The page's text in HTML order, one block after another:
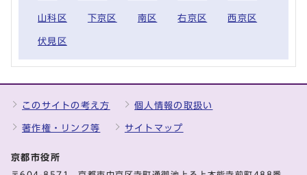
山科区 下京区 南区 右京区 西京区
伏見区
このサイトの考え方 個人情報の取扱い
著作権・リンク等 サイトマップ
京都市役所